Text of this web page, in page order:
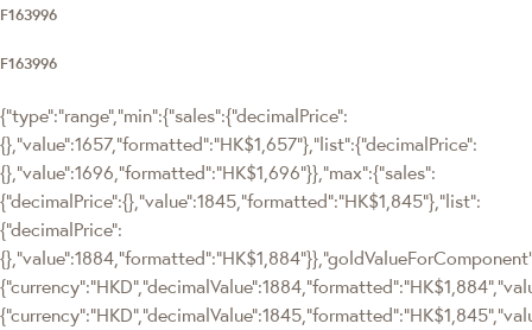
F163996
F163996
{"type":"range","min":{"sales":{"decimalPrice":
{},"value":1657,"formatted":"HK$1,657"},"list":{"decimalPrice":
{},"value":1696,"formatted":"HK$1,696"}},"max":{"sales":
{"decimalPrice":{},"value":1845,"formatted":"HK$1,845"},"list":
{"decimalPrice":